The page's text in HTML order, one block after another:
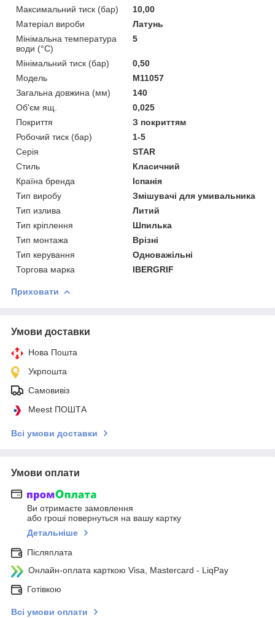
Максимальний тиск (бар)
10,00
Матеріал вироби
Латунь
Мінімальна температура
води (°C)
5
Мінімальний тиск (бар)
0,50
Мoдель
M11057
Загальна довжина (мм)
140
Об'єм ящ.
0,025
Покриття
З покриттям
Робочий тиск (бар)
1-5
Серія
STAR
Стиль
Класичний
Країна бренда
Іспанія
Тип виробу
Змішувачі для умивальника
Тип излива
Литий
Тип кріплення
Шпилька
Тип монтажа
Врізні
Тип керування
Одноважільні
Торгова марка
IBERGRIF
Приховати
Умови доставки
Нова Пошта
Укрпошта
Самовивіз
Meest ПОШТА
Всі умови доставки
Умови оплати
Ви отримаєте замовлення
або гроші повернуться на вашу картку
Детальніше
Післяплата
Онлайн-оплата карткою Visa, Mastercard - LiqPay
Готівкою
Всі умови оплати